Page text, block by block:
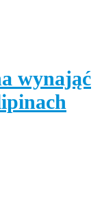
wynająć